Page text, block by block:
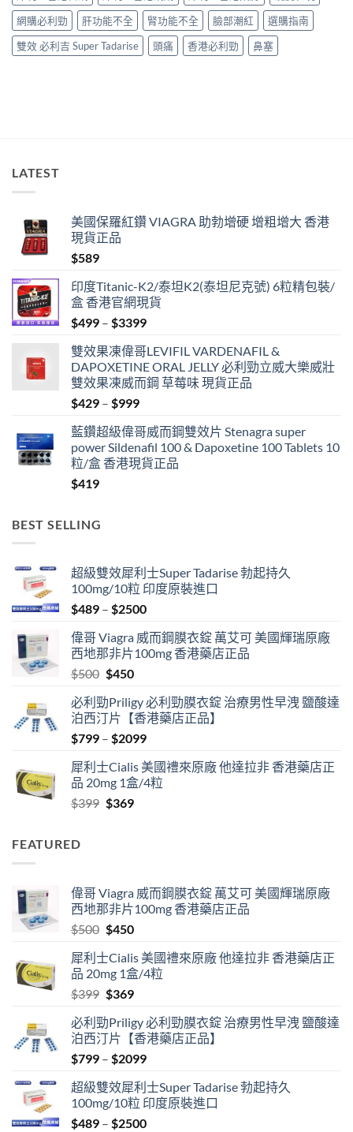
比
較〉
中
網購必利勁
肝功能不全 腎功能不全 臉部潮紅
選購指南
雙效 必利吉 Super Tadarise
頭痛 香港必利勁 鼻塞
LATEST
美國保羅紅鑽 VIAGRA 助勃增硬 增粗增大 香港
現貨正品
$589
印度Titanic-K2/泰坦K2(泰坦尼克號) 6粒精包裝/
盒 香港官網現貨
$499 – $3399Price
$499
through
$3399
雙效果凍偉哥LEVIFIL VARDENAFIL &
DAPOXETINE ORAL JELLY 必利勁立威大樂威壯
雙效果凍威而鋼 草莓味 現貨正品
$429 – $999Price
$429
through
$999
藍鑽超級偉哥威而鋼雙效片 Stenagra super
power Sildenafil 100 & Dapoxetine 100 Tablets 10
粒/盒 香港現貨正品
$419
BEST SELLING
超級雙效犀利士Super Tadarise 勃起持久
100mg/10粒 印度原裝進口
$489 – $2500Price
$489
through
偉哥 Viagra 威而鋼膜衣錠 萬艾可 美國輝瑞原廠
西地那非片100mg 香港藥店正品
$500 Original
was:
$500.
$450Current
is:
$450.
必利勁Priligy 必利勁膜衣錠 治療男性早洩 鹽酸達
泊西汀片【香港藥店正品】
$799 – $2099Price
$799
through
犀利士Cialis 美國禮來原廠 他達拉非 香港藥店正
品 20mg 1盒/4粒
$399 Original
$369Current
FEATURED
偉哥 Viagra 威而鋼膜衣錠 萬艾可 美國輝瑞原廠
西地那非片100mg 香港藥店正品
$500 Original
was:
$500.
$450Current
is:
$450.
犀利士Cialis 美國禮來原廠 他達拉非 香港藥店正
品 20mg 1盒/4粒
$399 Original
was:
$399.
$369Current
is:
$369.
必利勁Priligy 必利勁膜衣錠 治療男性早洩 鹽酸達
泊西汀片【香港藥店正品】
$799 – $2099Price
$799
through
$2099
超級雙效犀利士Super Tadarise 勃起持久
100mg/10粒 印度原裝進口
$489 – $2500Price